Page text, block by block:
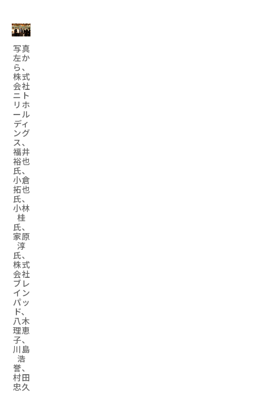
写真
左か
ら、
株式
会社
ニト
リホ
ール
ディ
ング
ス、
福井
裕也
氏、
小倉
拓也
氏、
小林
桂
氏、
家原
淳
氏、
株式
会社
ブレ
イン
パッ
ド、
八木
理恵
子、
川島
浩
誉、
村田
忠久